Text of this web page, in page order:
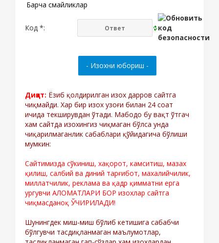
Барча смайликлар
Код *:
Диққат: Ёзиб қолдирилган изох дарров сайтга
чиқмайди. Хар бир изох узоғи билан 24 соат
ичида текширувдан ўтади. Мабодо бу вақт ўтгач
хам сайтда изохингиз чиқмаган бўлса унда
чиқарилмаганлик сабаблари қўйидагича бўлиши
мумкин:
Сайтимизда сўкиниш, хақорот, камситиш, мазах
қилиш, салбий ва диний тарғибот, махалийчилик,
миллатчилик, реклама ва қадр қимматни ерга
ургувчи АЛОМАТЛАРИ БОР изохлар сайтга
чиқмасданоқ ЎЧИРИЛАДИ!
Шунингдек миш-миш бўлиб кетишига сабабчи
бўлгувчи тасдиқланмаган маълумотлар,